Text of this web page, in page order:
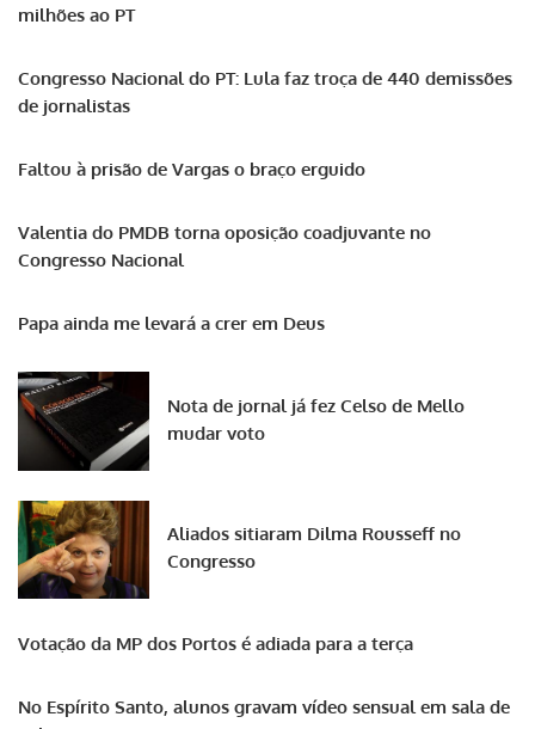
milhões ao PT
Congresso Nacional do PT: Lula faz troça de 440 demissões
de jornalistas
Faltou à prisão de Vargas o braço erguido
Valentia do PMDB torna oposição coadjuvante no
Congresso Nacional
Papa ainda me levará a crer em Deus
Nota de jornal já fez Celso de Mello
mudar voto
Aliados sitiaram Dilma Rousseff no
Congresso
Votação da MP dos Portos é adiada para a terça
No Espírito Santo, alunos gravam vídeo sensual em sala de